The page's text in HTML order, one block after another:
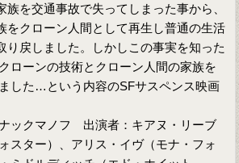
族を交通事故で失ってしまった事から、
をクローン人間として再生し普通の生活
り戻しました。しかしこの事実を知った
ローンの技術とクローン人間の家族を
した…という内容のSFサスペンス映画
ックマノフ 出演者：キアヌ・リーブ
スター）、アリス・イヴ（モナ・フォ